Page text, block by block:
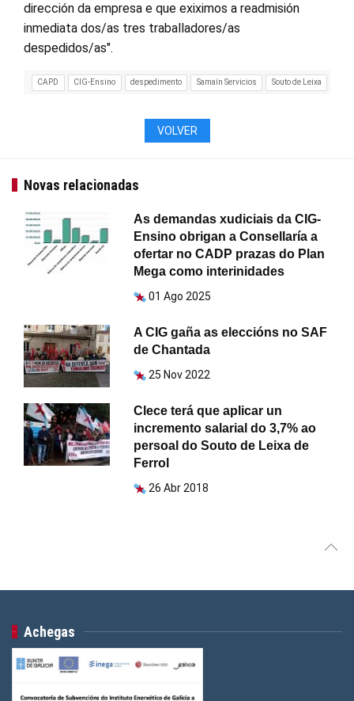
dirección da empresa e que exiximos a readmisión
inmediata dos/as tres traballadores/as
despedidos/as".
CAPD CIG-Ensino despedimento Samaín Servicios Souto de Leixa
VOLVER
Novas relacionadas
As demandas xudiciais da CIG-
Ensino obrigan a Consellaría a
ofertar no CADP prazas do Plan
Mega como interinidades
01 Ago 2025
A CIG gaña as eleccións no SAF
de Chantada
25 Nov 2022
Clece terá que aplicar un
incremento salarial do 3,7% ao
persoal do Souto de Leixa de
Ferrol
26 Abr 2018
Achegas